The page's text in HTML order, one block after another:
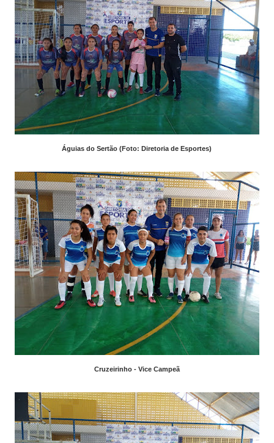
Águias do Sertão (Foto: Diretoria de Esportes)
Cruzeirinho - Vice Campeã